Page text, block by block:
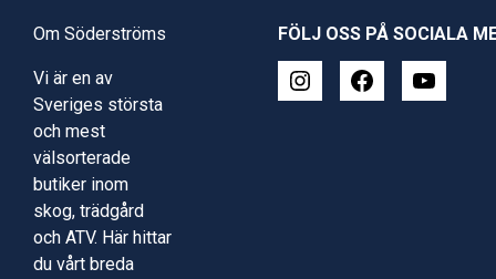
Om Söderströms
Vi är en av
Sveriges största
och mest
välsorterade
butiker inom
skog, trädgård
och ATV. Här hittar
du vårt breda
FÖLJ OSS PÅ SOCIALA